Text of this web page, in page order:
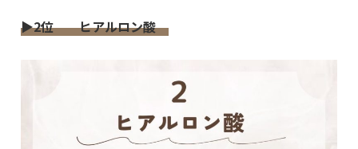
▶2位 ヒアルロン酸